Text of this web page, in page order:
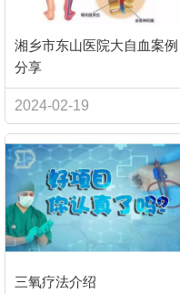
湘乡市东山医院大自血案例
分享
2024-02-19
三氧疗法介绍